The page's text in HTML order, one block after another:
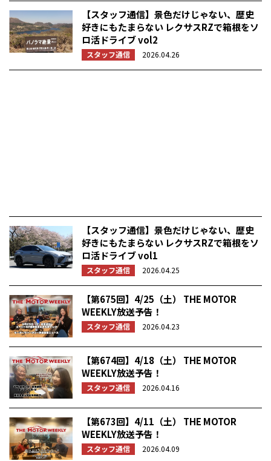
【スタッフ通信】景色だけじゃない、歴史
好きにもたまらない レクサスRZで箱根をソ
ロ活ドライブ vol2
スタッフ通信 2026.04.26
【スタッフ通信】景色だけじゃない、歴史
好きにもたまらない レクサスRZで箱根をソ
ロ活ドライブ vol1
スタッフ通信 2026.04.25
【第675回】4/25（土） THE MOTOR
WEEKLY放送予告！
スタッフ通信 2026.04.23
【第674回】4/18（土） THE MOTOR
WEEKLY放送予告！
スタッフ通信 2026.04.16
【第673回】4/11（土） THE MOTOR
WEEKLY放送予告！
スタッフ通信 2026.04.09